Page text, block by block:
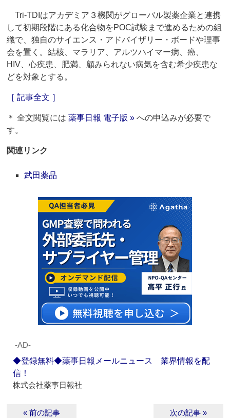
Tri‐TDIはアカデミア３機関がグローバル製薬企業と連携
して初期段階にある化合物をPOC試験まで進めるための組
織で、独自のサイエンス・アドバイザリー・ボードや理事
会を置く。結核、マラリア、アルツハイマー病、癌、
HIV、心疾患、肥満、顧みられない病気を含む希少疾患な
どを対象とする。
［ 記事全文 ］
＊ 全文閲覧には薬事日報 電子版 » への申込みが必要で
す。
関連リンク
武田薬品
‐AD‐
◆登録無料◆薬事日報メールニュース 業界情報を配
信！
株式会社薬事日報社
« 前の記事 次の記事 »